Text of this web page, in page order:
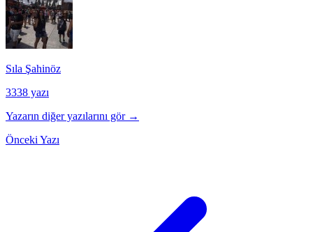
Sıla Şahinöz
3338 yazı
Yazarın diğer yazılarını gör →
Önceki Yazı